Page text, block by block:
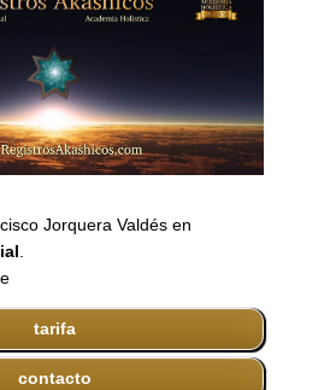
Jorquera Valdés en
tarifa
contacto